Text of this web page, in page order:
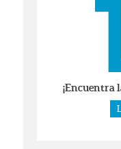
¡Encuentra